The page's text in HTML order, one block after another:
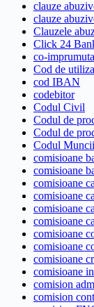
clauze
clauze
Clauzele
Click 24
co-
Cod de
cod IBAN
codebitor
Codul Civil
Codul de
Codul de
Codul Muncii
comisioane
comisioane
comisioane
comisioane
comisioane
comisioane
comisioane
comisioane
comisioane
comisioane
comision
comision